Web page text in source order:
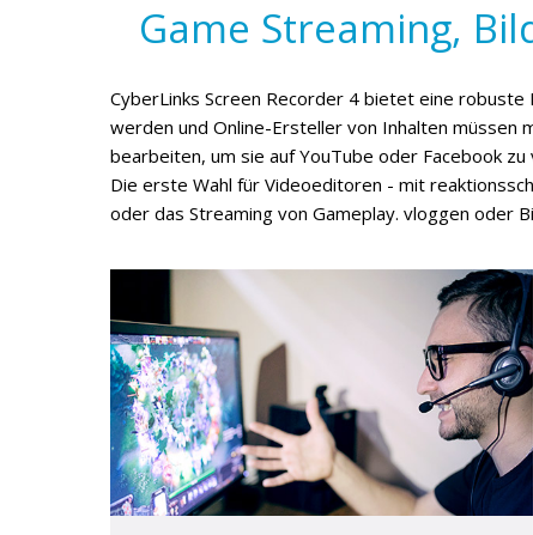
Game Streaming,
CyberLinks Screen Recorder 4 bietet eine
werden und Online-Ersteller von Inhalten
bearbeiten, um sie auf YouTube oder Facebook
Die erste Wahl für Videoeditoren - mit
oder das Streaming von Gameplay. vloggen oder